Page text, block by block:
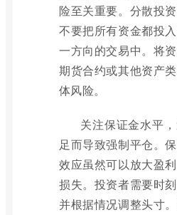
险至关重要。分散投
不要把所有资金都投
一方向的交易中。将
期货合约或其他资产
体风险。
关注保证金水平
足而导致强制平仓。
效应虽然可以放大盈
损失。投资者需要时
并根据情况调整头寸